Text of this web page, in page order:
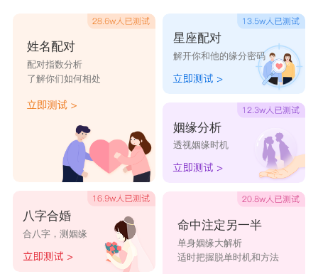
‌杨万里‌：
南宋著名诗人，创立了“诚斋体”诗歌风格，其诗歌
‌杨炯‌：
唐代诗人、文学家，与王勃、卢照邻、骆宾王并
称“初唐四杰”，其文学作品在唐代文学史上占有重
‌杨玉环‌：
唐朝后妃、宫廷音乐家和舞蹈家，以其美貌和才华
闻名，对唐朝文化艺术的发展也有一定影响。
姓名配对
配对指数分析
了解你们如何相处
八字合婚
合八字，测姻缘
星座配对
解开你和他的缘分密码
姻缘分析
透视姻缘时机
命中注定另一半
单身姻缘大解析
适时把握脱单时机和方法